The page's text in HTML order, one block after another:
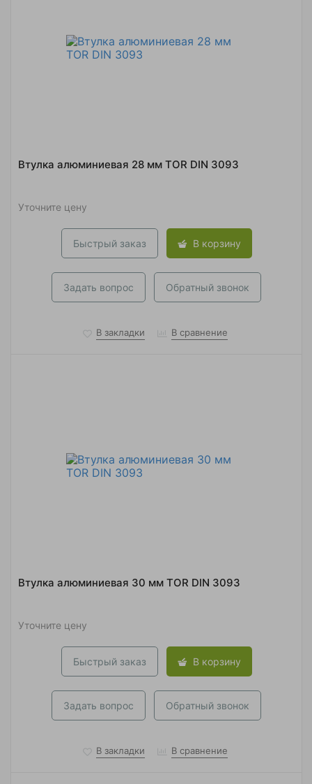
Втулка алюминиевая 28 мм TOR DIN 3093
Уточните цену
Быстрый заказ В корзину
Задать вопрос Обратный звонок
В закладки В сравнение
Втулка алюминиевая 30 мм TOR DIN 3093
Уточните цену
Быстрый заказ В корзину
Задать вопрос Обратный звонок
В закладки В сравнение